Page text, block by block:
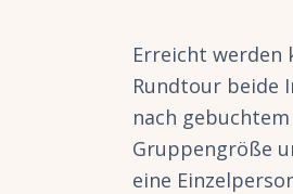
Erreicht werden
Rundtour beide
nach
Gruppengröße
eine